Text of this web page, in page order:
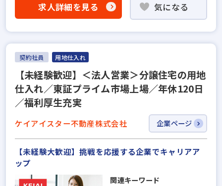
求人詳細を見る 気になる
契約社員 用地仕入れ
【未経験歓迎】＜法人営業＞分譲住宅の用地
仕入れ／東証プライム市場上場／年休120日
／福利厚生充実
ケイアイスター不動産株式会社 企業ページ
【未経験大歓迎】挑戦を応援する企業でキャリアア
ップ
関連キーワード